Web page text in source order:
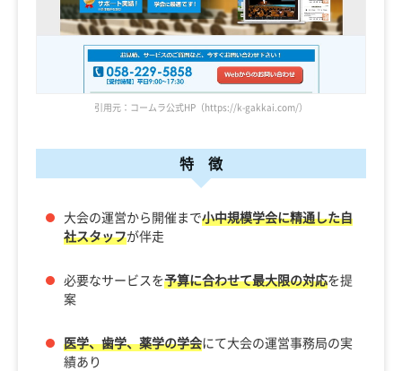
引用元：コームラ公式HP（https://k-gakkai.com/）
特 徴
大会の運営から開催まで小中規模学会に精通した自
社スタッフが伴走
必要なサービスを予算に合わせて最大限の対応を提
案
医学、歯学、薬学の学会にて大会の運営事務局の実
績あり